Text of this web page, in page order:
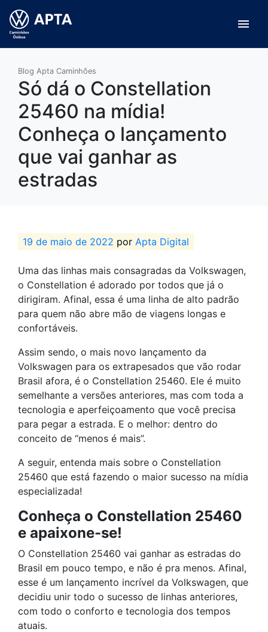
menu
Blog Apta Caminhões
Só dá o Constellation
25460 na mídia!
Conheça o lançamento
que vai ganhar as
estradas
19 de maio de 2022 por Apta Digital
Uma das linhas mais consagradas da Volkswagen,
o Constellation é adorado por todos que já o
dirigiram. Afinal, essa é uma linha de alto padrão
para quem não abre mão de viagens longas e
confortáveis.
Assim sendo, o mais novo lançamento da
Volkswagen para os extrapesados que vão rodar
Brasil afora, é o Constellation 25460. Ele é muito
semelhante a versões anteriores, mas com toda a
tecnologia e aperfeiçoamento que você precisa
para pegar a estrada. E o melhor: dentro do
conceito de “menos é mais”.
A seguir, entenda mais sobre o Constellation
25460 que está fazendo o maior sucesso na mídia
especializada!
Conheça o Constellation 25460
e apaixone-se!
O Constellation 25460 vai ganhar as estradas do
Brasil em pouco tempo, e não é pra menos. Afinal,
esse é um lançamento incrível da Volkswagen, que
decidiu unir todo o sucesso de linhas anteriores,
com todo o conforto e tecnologia dos tempos
atuais.